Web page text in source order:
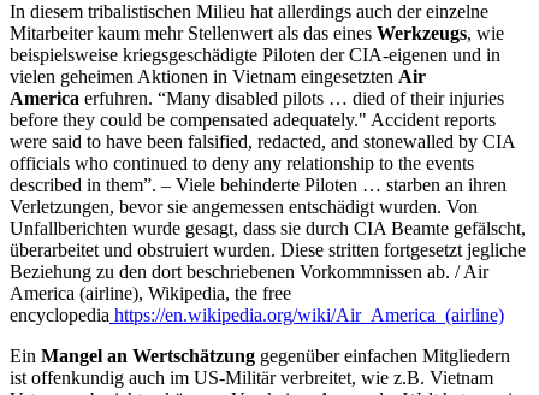
In diesem tribalistischen Milieu hat allerdings auch der einzelne
Mitarbeiter kaum mehr Stellenwert als das eines Werkzeugs, wie
beispielsweise kriegsgeschädigte Piloten der CIA-eigenen und in
vielen geheimen Aktionen in Vietnam eingesetzten Air
America erfuhren. “Many disabled pilots … died of their injuries
before they could be compensated adequately." Accident reports
were said to have been falsified, redacted, and stonewalled by CIA
officials who continued to deny any relationship to the events
described in them”. – Viele behinderte Piloten … starben an ihren
Verletzungen, bevor sie angemessen entschädigt wurden. Von
Unfallberichten wurde gesagt, dass sie durch CIA Beamte gefälscht,
überarbeitet und obstruiert wurden. Diese stritten fortgesetzt jegliche
Beziehung zu den dort beschriebenen Vorkommnissen ab. / Air
America (airline), Wikipedia, the free
encyclopedia https://en.wikipedia.org/wiki/Air_America_(airline)
Ein Mangel an Wertschätzung gegenüber einfachen Mitgliedern
ist offenkundig auch im US-Militär verbreitet, wie z.B. Vietnam